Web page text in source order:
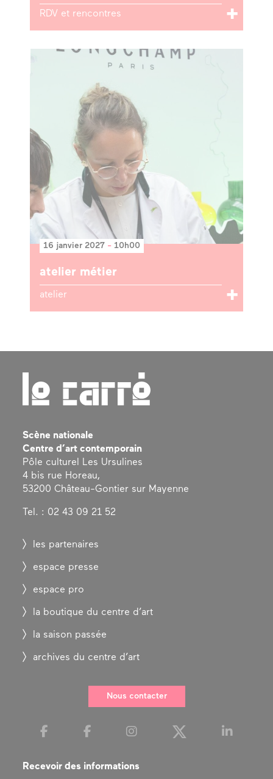
RDV et rencontres
16 janvier 2027 - 10h00
atelier métier
atelier
Scène nationale
Centre d’art contemporain
Pôle culturel Les Ursulines
4 bis rue Horeau,
53200 Château-Gontier sur Mayenne
Tel. : 02 43 09 21 52
les partenaires
espace presse
espace pro
la boutique du centre d’art
la saison passée
archives du centre d’art
Nous contacter
Recevoir des informations